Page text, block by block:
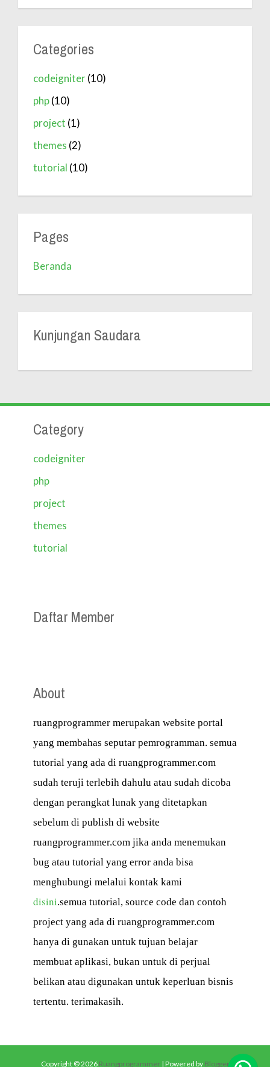
Categories
codeigniter(10)
php(10)
project (1)
themes (2)
tutorial (10)
Pages
Beranda
Kunjungan Saudara
Category
codeigniter
php
project
themes
tutorial
Daftar Member
About
ruangprogrammer merupakan website portal
yang membahas seputar pemrogramman. semua
tutorial yang ada di ruangprogrammer.com
sudah teruji terlebih dahulu atau sudah dicoba
dengan perangkat lunak yang ditetapkan
sebelum di publish di website
ruangprogrammer.com jika anda menemukan
bug atau tutorial yang error anda bisa
menghubungi melalui kontak kami
disini.semua tutorial, source code dan contoh
project yang ada di ruangprogrammer.com
hanya di gunakan untuk tujuan belajar
membuat aplikasi, bukan untuk di perjual
belikan atau digunakan untuk keperluan bisnis
tertentu. terimakasih.
Copyright ©2026 Ruangprogrammer| Powered by Blogger